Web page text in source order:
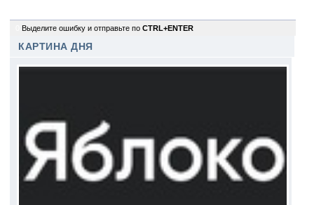
Выделите ошибку и отправьте по CTRL+ENTER
КАРТИНА ДНЯ